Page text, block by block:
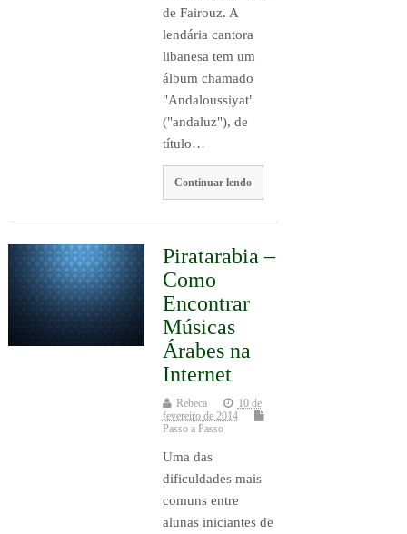
de Fairouz. A
lendária cantora
libanesa tem um
álbum chamado
"Andaloussiyat"
("andaluz"), de
título…
Continuar lendo
Piratarabia –
Como
Encontrar
Músicas
Árabes na
Internet
Rebeca
10 de
fevereiro de 2014
Passo a Passo
Uma das
dificuldades mais
comuns entre
alunas iniciantes de